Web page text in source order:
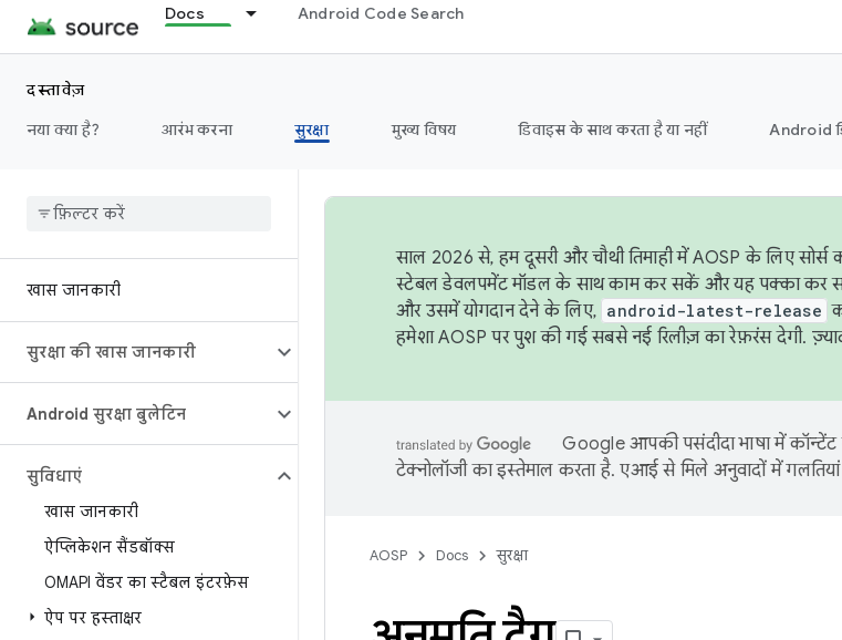
Docs Android Code Search
दस्तावेज़
नया क्या है?
आरंभ करना सुरक्षा मुख्य विषय डिवाइस के साथ करता है या नहीं Android
खास जानकारी
सुरक्षा की खास जानकारी
Android सुरक्षा बुलेटिन
सुविधाएं
खास जानकारी
ऐप्लिकेशन सैंडबॉक्स
OMAPI वेंडर का स्टैबल इंटरफ़ेस
ऐप पर हस्ताक्षर
साल 2026 से, हम दूसरी और चौथी तिमाही में AOSP के लिए
स्टेबल डेवलपमेंट मॉडल के साथ काम कर सकें और यह पक्का कर सकें
और उसमें योगदान देने के लिए, android-latest-release
हमेशा AOSP पर पुश की गई सबसे नई रिलीज़ का रेफ़रंस देगी.
Google आपकी पसंदीदा भाषा में
टेक्नोलॉजी का इस्तेमाल करता है. एआई से मिले अनुवादों में
AOSP Docs सुरक्षा